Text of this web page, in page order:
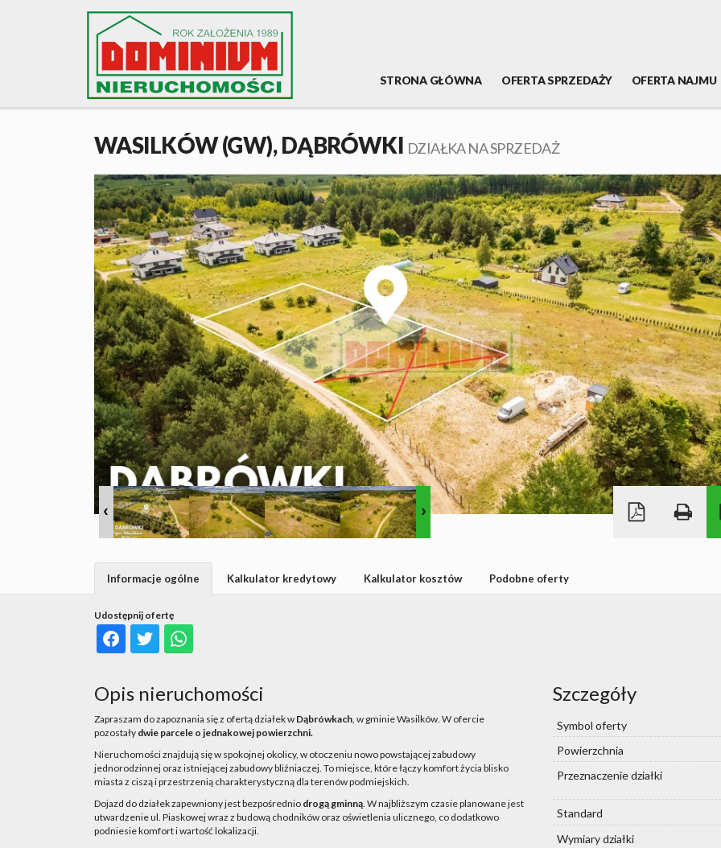
STRONA GŁÓWNA OFERTA SPRZEDAŻY OFERTA NAJMU
WASILKÓW (GW), DĄBRÓWKI DZIAŁKA NA SPRZEDAŻ
Udostępnij ofertę
Informacje ogólne Kalkulator kredytowy Kalkulator kosztów Podobne oferty
Opis nieruchomości
Zapraszam do zapoznania się z ofertą działek w Dąbrówkach, w gminie Wasilków. W ofercie
pozostały dwie parcele o jednakowej powierzchni.
Nieruchomości znajdują się w spokojnej okolicy, w otoczeniu nowo powstającej zabudowy
jednorodzinnej oraz istniejącej zabudowy bliźniaczej. To miejsce, które łączy komfort życia blisko
miasta z ciszą i przestrzenią charakterystyczną dla terenów podmiejskich.
Dojazd do działek zapewniony jest bezpośrednio drogą gminną. W najbliższym czasie planowane jest
utwardzenie ul. Piaskowej wraz z budową chodników oraz oświetlenia ulicznego, co dodatkowo
podniesie komfort i wartość lokalizacji.
Szczegóły
Symbol oferty
Powierzchnia
Przeznaczenie działki
Standard
Wymiary działki